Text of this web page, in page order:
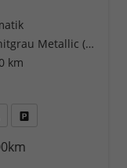
Graphitgrau Metallic (5X)
km
PDF-Datei, Fahrzeugexposé